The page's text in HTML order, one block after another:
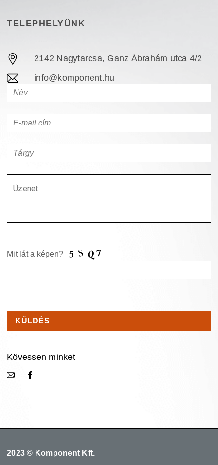
TELEPHELYÜNK
2142 Nagytarcsa, Ganz Ábrahám utca 4/2
info@komponent.hu
Mit lát a képen?
Kövessen minket
2023 © Komponent Kft.